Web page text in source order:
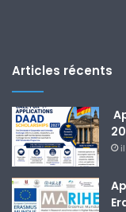
Articles récents
il